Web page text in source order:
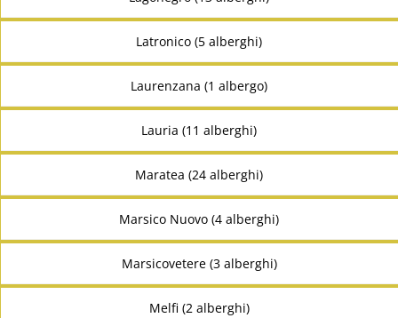
Latronico (5 alberghi)
Laurenzana (1 albergo)
Lauria (11 alberghi)
Maratea (24 alberghi)
Marsico Nuovo (4 alberghi)
Marsicovetere (3 alberghi)
Melfi (2 alberghi)